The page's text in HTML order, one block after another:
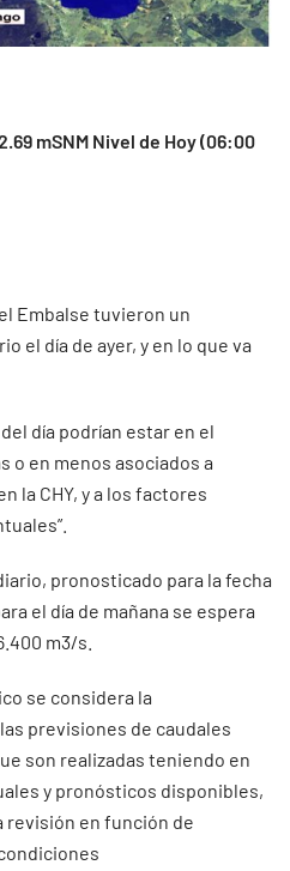
mSNM Nivel de Hoy (06:00
Embalse tuvieron un
el día de ayer, y en lo que va
día podrían estar en el
o en menos asociados a
la CHY, y a los factores
pronosticado para la fecha
el día de mañana se espera
m3/s.
se considera la
previsiones de caudales
son realizadas teniendo en
y pronósticos disponibles,
revisión en función de